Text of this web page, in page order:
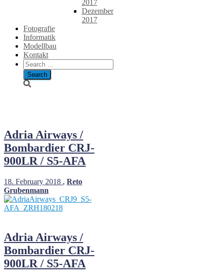
2017
Dezember
2017
Fotografie
Informatik
Modellbau
Kontakt
Search
for:
Adria Airways /
Bombardier CRJ-
900LR / S5-AFA
18. February 2018 , Reto
Grubenmann
Adria Airways /
Bombardier CRJ-
900LR / S5-AFA